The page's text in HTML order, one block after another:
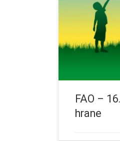
Tema
Rastemo,
Pogledajte više…
FAO –
hrane